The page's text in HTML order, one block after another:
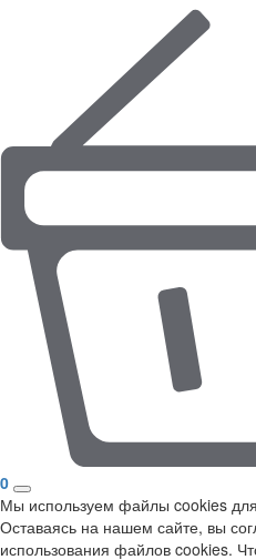
0
Мы используем файлы cookies
Оставаясь на нашем сайте, вы
использования файлов cookies.